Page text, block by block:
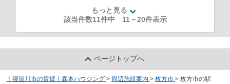
もっと見る
該当件数11件中 11 －20件表示
ページトップへ
｜寝屋川市の賃貸｜森本ハウジング > 周辺施設案内 > 枚方市 > 枚方市の駅